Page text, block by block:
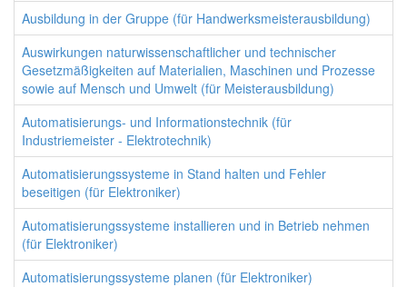
Ausbildung in der Gruppe (für Handwerksmeisterausbildung)
Auswirkungen naturwissenschaftlicher und technischer
Gesetzmäßigkeiten auf Materialien, Maschinen und Prozesse
sowie auf Mensch und Umwelt (für Meisterausbildung)
Automatisierungs- und Informationstechnik (für
Industriemeister - Elektrotechnik)
Automatisierungssysteme in Stand halten und Fehler
beseitigen (für Elektroniker)
Automatisierungssysteme installieren und in Betrieb nehmen
(für Elektroniker)
Automatisierungssysteme planen (für Elektroniker)